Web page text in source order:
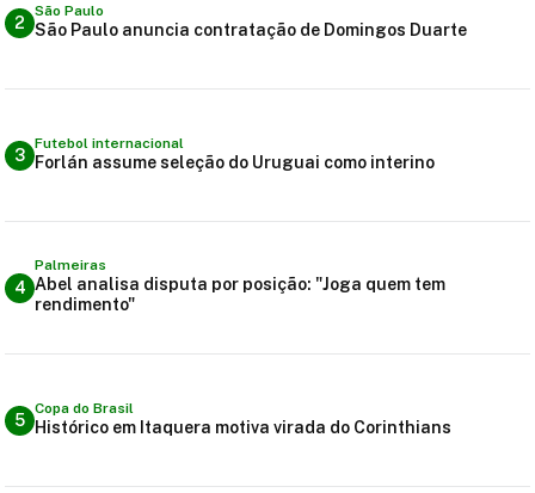
2
São Paulo
São Paulo anuncia contratação de Domingos Duarte
3
Futebol internacional
Forlán assume seleção do Uruguai como interino
4
Palmeiras
Abel analisa disputa por posição: "Joga quem tem
rendimento"
5
Copa do Brasil
Histórico em Itaquera motiva virada do Corinthians